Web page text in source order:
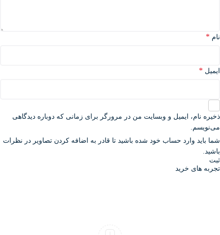
نام *
ایمیل *
ذخیره نام، ایمیل و وبسایت من در مرورگر برای زمانی که دوباره دیدگاهی
می‌نویسم.
شما باید وارد حساب خود شده باشید تا قادر به اضافه کردن تصاویر در نظرات
باشید.
تجربه های خرید